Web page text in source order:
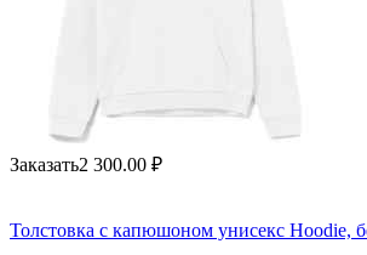
Заказать2 300.00 ₽
Толстовка с капюшоном унисекс Hoodie,